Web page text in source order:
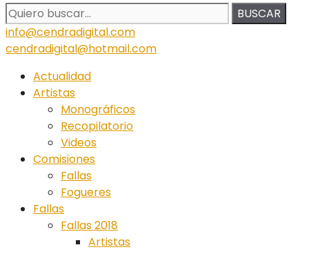
BUSCAR
info@cendradigital.com
cendradigital@hotmail.com
Actualidad
Artistas
Monográficos
Recopilatorio
Videos
Comisiones
Fallas
Fogueres
Fallas
Fallas 2018
Artistas